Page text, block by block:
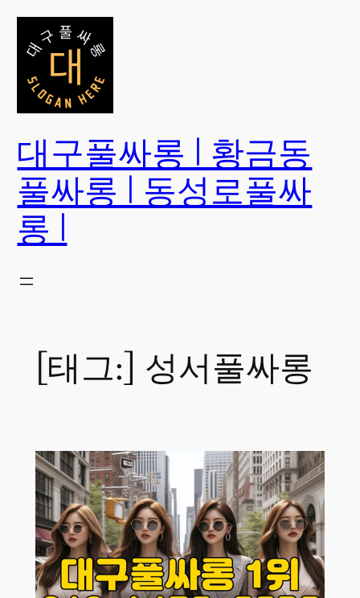
콘
가
기대구풀싸롱 | 황금동
풀싸롱 | 동성로풀싸
롱 |
[태그:] 성서풀싸롱